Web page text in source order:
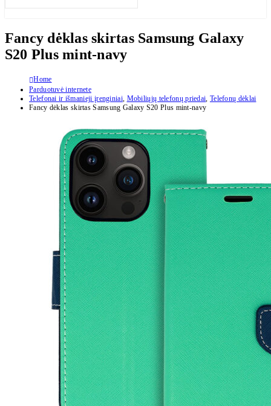
Fancy dėklas skirtas Samsung Galaxy
S20 Plus mint-navy
Home
Parduotuvė internete
Telefonai ir išmanieji įrenginiai, Mobiliųjų telefonų priedai, Telefonų dėklai
Fancy dėklas skirtas Samsung Galaxy S20 Plus mint-navy